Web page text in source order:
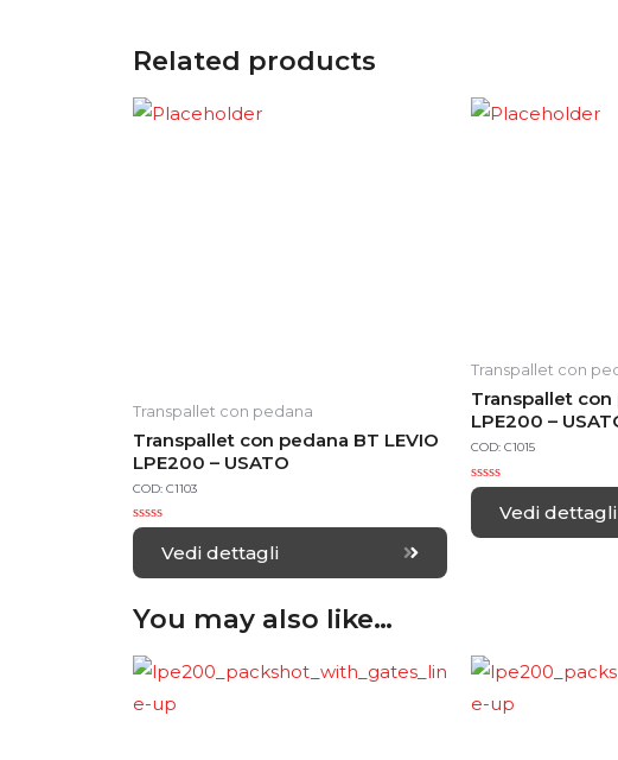
Related products
Transpallet con pedana
Transpallet con pedana BT LEVIO
LPE200 – USATO
COD: C1103
R
e
0
o
o
f
Vedi dettagli
Transpallet con
Transpallet con
LPE200 –
COD: C1015
R
e
Vedi dettagli
You may also like…